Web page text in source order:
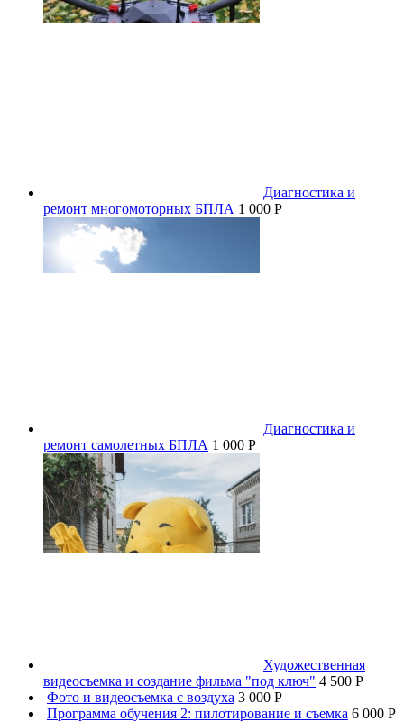
Диагностика и
ремонт многомоторных БПЛА 1 000 P
Диагностика и
ремонт самолетных БПЛА 1 000 P
Художественная
видеосъемка и создание фильма "под ключ" 4 500 P
Фото и видеосъемка с воздуха 3 000 P
Программа обучения 2: пилотирование и съемка 6 000 P